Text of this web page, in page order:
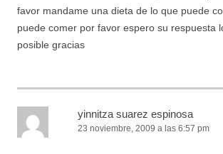
favor mandame una dieta de lo que puede
puede comer por favor espero su respuesta
posible gracias
yinnitza suarez espinosa
23 noviembre, 2009 a las 6:57 pm